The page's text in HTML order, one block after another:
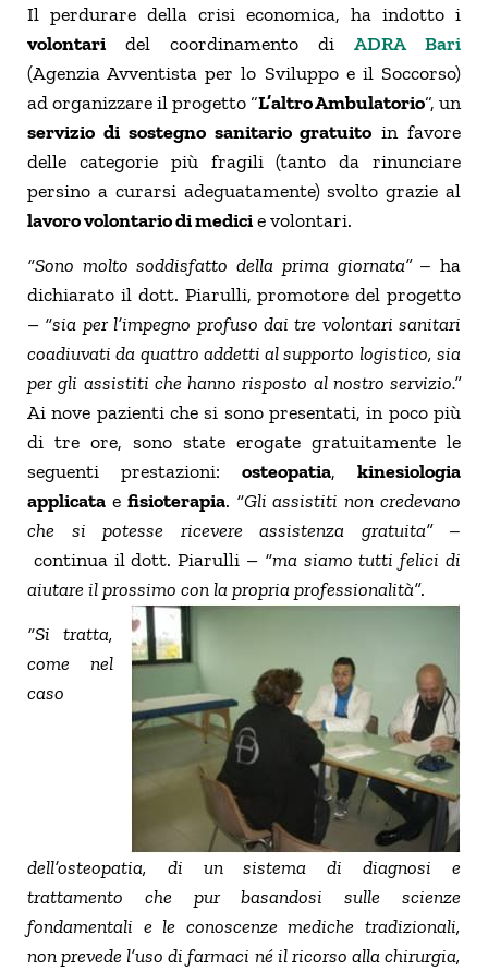
Il perdurare della crisi economica, ha indotto i
volontari del coordinamento di ADRA Bari
(Agenzia Avventista per lo Sviluppo e il Soccorso)
ad organizzare il progetto “L’altro Ambulatorio“, un
servizio di sostegno sanitario gratuito in favore
delle categorie più fragili (tanto da rinunciare
persino a curarsi adeguatamente) svolto grazie al
lavoro volontario di medicie volontari.
“Sono molto soddisfatto della prima giornata” – ha
dichiarato il dott. Piarulli, promotore del progetto
– “sia per l’impegno profuso dai tre volontari sanitari
coadiuvati da quattro addetti al supporto logistico, sia
per gli assistiti che hanno risposto al nostro servizio.”
Ai nove pazienti che si sono presentati, in poco più
di tre ore, sono state erogate gratuitamente le
seguenti prestazioni: osteopatia, kinesiologia
applicata e fisioterapia. “Gli assistiti non credevano
che si potesse ricevere assistenza gratuita” –
continua il dott. Piarulli – “ma siamo tutti felici di
aiutare il prossimo con la propria professionalità”.
“Si tratta,
come nel
caso
dell’osteopatia, di un sistema di diagnosi e
trattamento che pur basandosi sulle scienze
fondamentali e le conoscenze mediche tradizionali,
non prevede l’uso di farmaci né il ricorso alla chirurgia,